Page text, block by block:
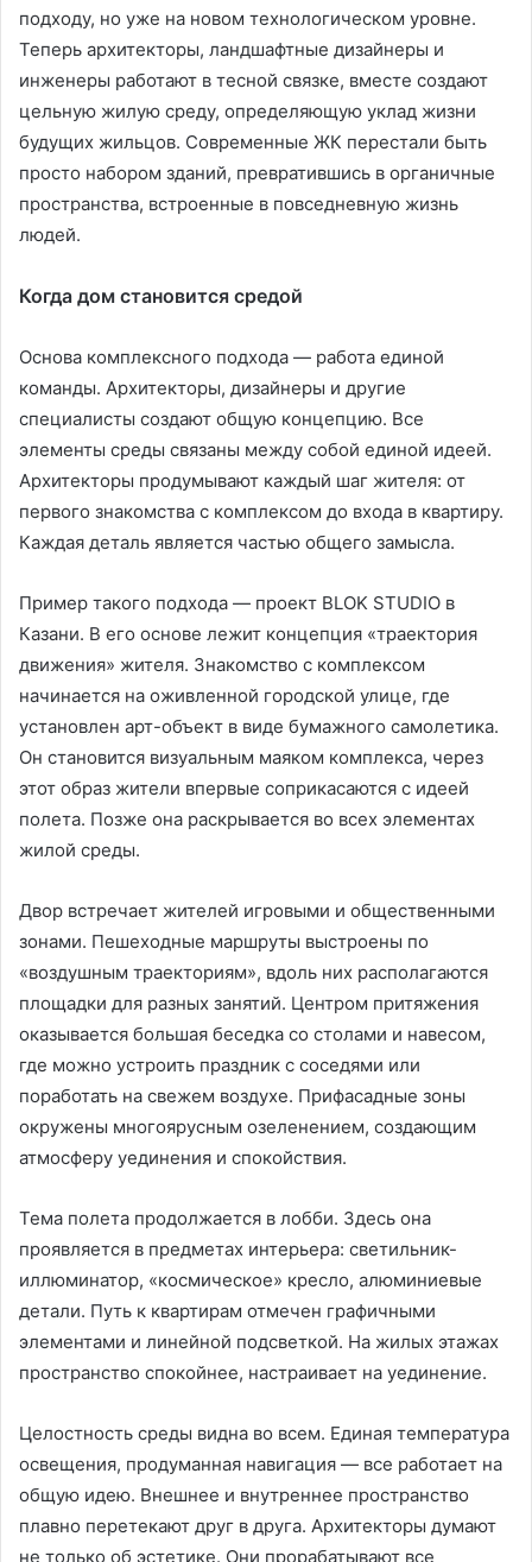
подходу, но уже на новом технологическом уровне.
Теперь архитекторы, ландшафтные дизайнеры и
инженеры работают в тесной связке, вместе создают
цельную жилую среду, определяющую уклад жизни
будущих жильцов. Современные ЖК перестали быть
просто набором зданий, превратившись в органичные
пространства, встроенные в повседневную жизнь
людей.
Когда дом становится средой
Основа комплексного подхода — работа единой
команды. Архитекторы, дизайнеры и другие
специалисты создают общую концепцию. Все
элементы среды связаны между собой единой идеей.
Архитекторы продумывают каждый шаг жителя: от
первого знакомства с комплексом до входа в квартиру.
Каждая деталь является частью общего замысла.
Пример такого подхода — проект BLOK STUDIO в
Казани. В его основе лежит концепция «траектория
движения» жителя. Знакомство с комплексом
начинается на оживленной городской улице, где
установлен арт-объект в виде бумажного самолетика.
Он становится визуальным маяком комплекса, через
этот образ жители впервые соприкасаются с идеей
полета. Позже она раскрывается во всех элементах
жилой среды.
Двор встречает жителей игровыми и общественными
зонами. Пешеходные маршруты выстроены по
«воздушным траекториям», вдоль них располагаются
площадки для разных занятий. Центром притяжения
оказывается большая беседка со столами и навесом,
где можно устроить праздник с соседями или
поработать на свежем воздухе. Прифасадные зоны
окружены многоярусным озеленением, создающим
атмосферу уединения и спокойствия.
Тема полета продолжается в лобби. Здесь она
проявляется в предметах интерьера: светильник-
иллюминатор, «космическое» кресло, алюминиевые
детали. Путь к квартирам отмечен графичными
элементами и линейной подсветкой. На жилых этажах
пространство спокойнее, настраивает на уединение.
Целостность среды видна во всем. Единая температура
освещения, продуманная навигация — все работает на
общую идею. Внешнее и внутреннее пространство
плавно перетекают друг в друга. Архитекторы думают
не только об эстетике. Они прорабатывают все